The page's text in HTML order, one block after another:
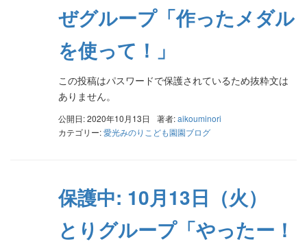
ぜグループ「作ったメダル
を使って！」
この投稿はパスワードで保護されているため抜粋文は
ありません。
公開日: 2020年10月13日 著者:aikouminori
カテゴリー:愛光みのりこども園園ブログ
保護中: 10月13日（火）
とりグループ「やったー！